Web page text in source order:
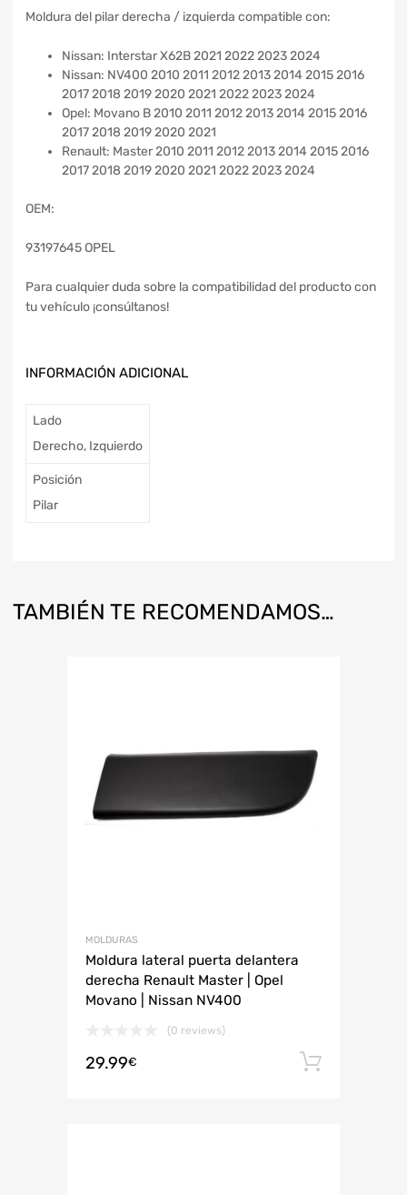
Moldura del pilar derecha / izquierda compatible con:
Nissan: Interstar X62B 2021 2022 2023 2024
Nissan: NV400 2010 2011 2012 2013 2014 2015 2016
2017 2018 2019 2020 2021 2022 2023 2024
Opel: Movano B 2010 2011 2012 2013 2014 2015 2016
2017 2018 2019 2020 2021
Renault: Master 2010 2011 2012 2013 2014 2015 2016
2017 2018 2019 2020 2021 2022 2023 2024
OEM:
93197645 OPEL
Para cualquier duda sobre la compatibilidad del producto con
tu vehículo ¡consúltanos!
INFORMACIÓN ADICIONAL
Lado
Derecho, Izquierdo
Posición
Pilar
TAMBIÉN TE RECOMENDAMOS…
MOLDURAS
Moldura lateral puerta delantera
derecha Renault Master | Opel
Movano | Nissan NV400
(0 reviews)
29.99€